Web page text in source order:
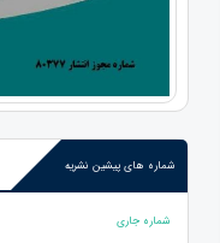
شماره های پیشین نشریه
شماره جاری